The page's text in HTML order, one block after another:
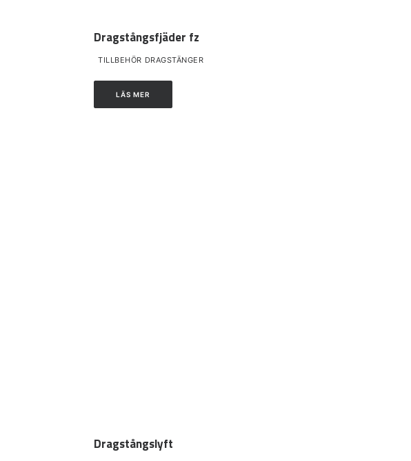
Dragstångsfjäder fz
TILLBEHÖR DRAGSTÄNGER
LÄS MER
Dragstångslyft